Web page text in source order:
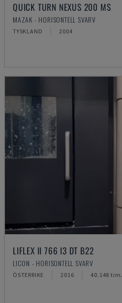
QUICK TURN NEXUS 200 MS
MAZAK - HORISONTELL SVARV
TYSKLAND 2004
LIFLEX II 766 I3 DT B22
LICON - HORISONTELL SVARV
ÖSTERRIKE 2016 40.148 tim.